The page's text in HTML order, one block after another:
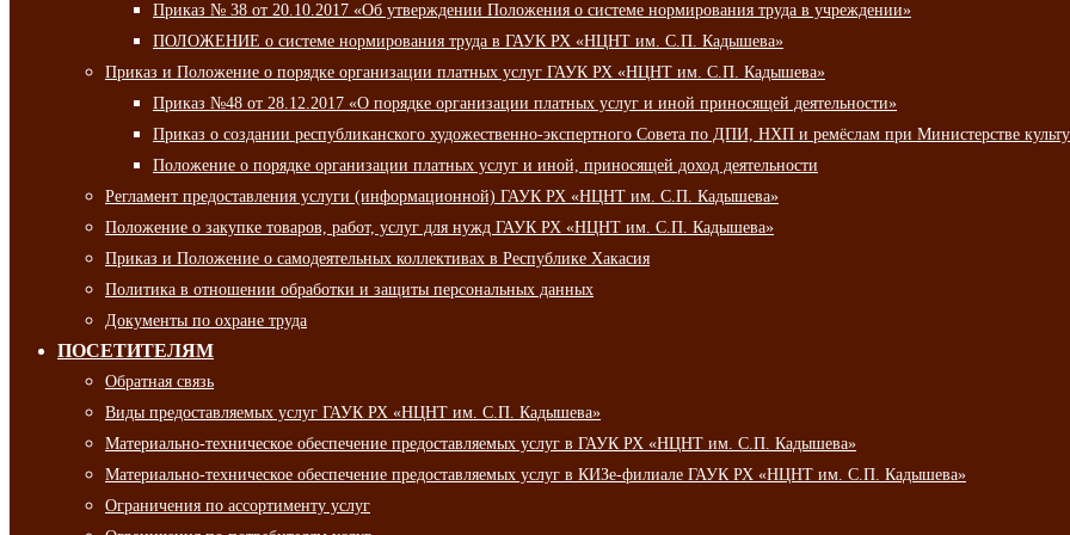
Приказ № 38 от 20.10.2017 «Об утверждении Положения о системе нормирования труда в учреждении»
ПОЛОЖЕНИЕ о системе нормирования труда в ГАУК РХ «НЦНТ им. С.П. Кадышева»
Приказ и Положение о порядке организации платных услуг ГАУК РХ «НЦНТ им. С.П. Кадышева»
Приказ №48 от 28.12.2017 «О порядке организации платных услуг и иной приносящей деятельности»
Приказ о создании республиканского художественно-экспертного Совета по ДПИ, НХП и ремёслам при Министерстве
Положение о порядке организации платных услуг и иной, приносящей доход деятельности
Регламент предоставления услуги (информационной) ГАУК РХ «НЦНТ им. С.П. Кадышева»
Положение о закупке товаров, работ, услуг для нужд ГАУК РХ «НЦНТ им. С.П. Кадышева»
Приказ и Положение о самодеятельных коллективах в Республике Хакасия
Политика в отношении обработки и защиты персональных данных
Документы по охране труда
ПОСЕТИТЕЛЯМ
Обратная связь
Виды предоставляемых услуг ГАУК РХ «НЦНТ им. С.П. Кадышева»
Материально-техническое обеспечение предоставляемых услуг в ГАУК РХ «НЦНТ им. С.П. Кадышева»
Материально-техническое обеспечение предоставляемых услуг в КИЗе-филиале ГАУК РХ «НЦНТ им. С.П. Кадышева»
Ограничения по ассортименту услуг